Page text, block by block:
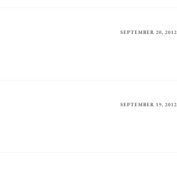
SEPTEMBER 20, 2012
SEPTEMBER 19, 2012